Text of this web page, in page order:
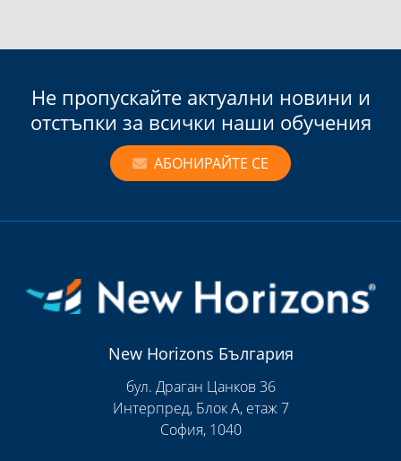
Не пропускайте актуални новини и
отстъпки за всички наши обучения
АБОНИРАЙТЕ СЕ
New Horizons България
бул. Драган Цанков 36
Интерпред, Блок А, етаж 7
София, 1040